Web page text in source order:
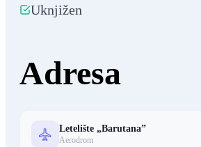
Uknjižen
Adresa
Letelište „Barutana”
Aerodrom